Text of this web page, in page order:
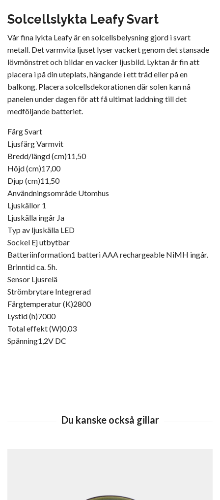
Solcellslykta Leafy Svart
Vår fina lykta Leafy är en solcellsbelysning gjord i svart
metall. Det varmvita ljuset lyser vackert genom det stansade
lövmönstret och bildar en vacker ljusbild. Lyktan är fin att
placera i på din uteplats, hängande i ett träd eller på en
balkong. Placera solcellsdekorationen där solen kan nå
panelen under dagen för att få ultimat laddning till det
medföljande batteriet.
Färg Svart
Ljusfärg Varmvit
Bredd/längd (cm)11,50
Höjd (cm)17,00
Djup (cm)11,50
Användningsområde Utomhus
Ljuskällor 1
Ljuskälla ingår Ja
Typ av ljuskälla LED
Sockel Ej utbytbar
Batteriinformation1 batteri AAA rechargeable NiMH ingår.
Brinntid ca. 5h.
Sensor Ljusrelä
Strömbrytare Integrerad
Färgtemperatur (K)2800
Lystid (h)7000
Total effekt (W)0,03
Spänning1,2V DC